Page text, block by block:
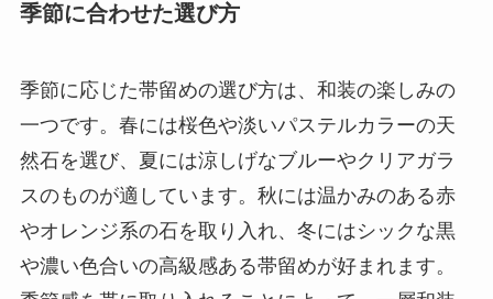
季節に合わせた選び方
季節に応じた帯留めの選び方は、和装の楽しみの
一つです。春には桜色や淡いパステルカラーの天
然石を選び、夏には涼しげなブルーやクリアガラ
スのものが適しています。秋には温かみのある赤
やオレンジ系の石を取り入れ、冬にはシックな黒
や濃い色合いの高級感ある帯留めが好まれます。